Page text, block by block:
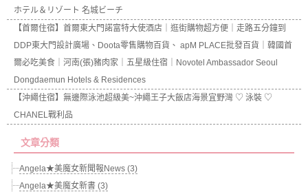
ホテル＆リゾート 名城ビーチ
【首爾住宿】首爾東大門諾富特大使酒店｜逛街購物超方便｜走路五分鐘到
DDP東大門設計廣場、Doota零售購物百貨、 apM PLACE批發百貨｜韓國首
爾必吃美食｜河南(張)豬肉家｜五星級住宿｜Novotel Ambassador Seoul
Dongdaemun Hotels & Residences
【沖繩住宿】無邊際泳池超級美~沖繩王子大飯店海景宜野灣 ♡ 泳裝 ♡
CHANEL戰利品
文章分類
Angela★美魔女新聞報News (3)
Angela★美魔女新書 (3)